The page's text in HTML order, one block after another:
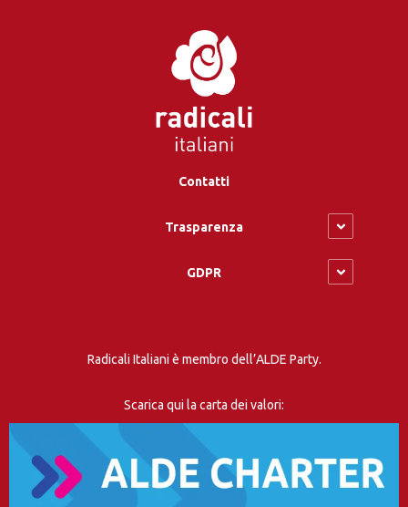
Contatti
Trasparenza
GDPR
Radicali Italiani è membro dell’ALDE Party.
Scarica qui la carta dei valori: